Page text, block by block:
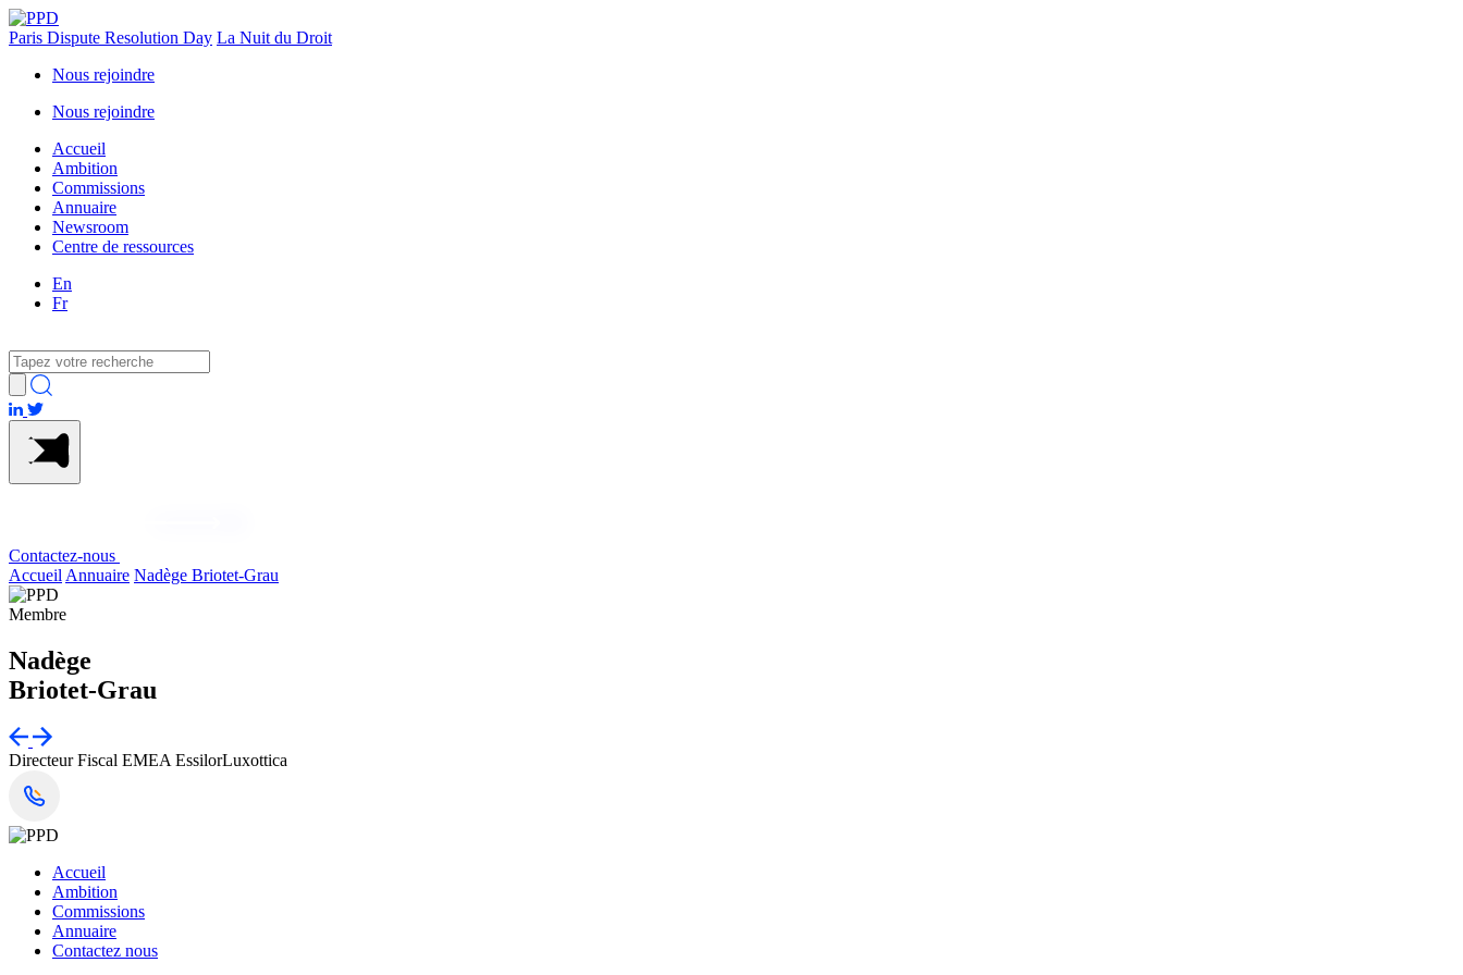
Paris Dispute Resolution Day La Nuit du Droit
Nous rejoindre
Nous rejoindre
Accueil
Ambition
Commissions
Annuaire
Newsroom
Centre de ressources
En
Fr
Contactez-nous
Accueil Annuaire Nadège Briotet-Grau
Membre
Nadège
Briotet-Grau
Directeur Fiscal EMEA EssilorLuxottica
Accueil
Ambition
Commissions
Annuaire
Contactez nous